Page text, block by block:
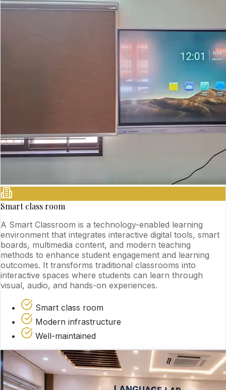
Smart class room
A Smart Classroom is a technology-enabled learning
environment that integrates interactive digital tools, smart
boards, multimedia content, and modern teaching
methods to enhance student engagement and learning
outcomes. It transforms traditional classrooms into
interactive spaces where students can learn through
visual, audio, and hands-on experiences.
Smart class room
Modern infrastructure
Well-maintained